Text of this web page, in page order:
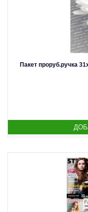
Пакет проруб.ручка